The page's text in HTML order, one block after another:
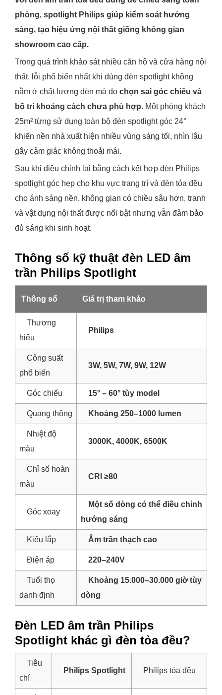
phòng, spotlight Philips giúp kiểm soát hướng
sáng, tạo hiệu ứng nội thất giống không gian
showroom cao cấp.
Trong quá trình khảo sát nhiều căn hộ và cửa hàng nội
thất, lỗi phổ biến nhất khi dùng đèn spotlight không
nằm ở chất lượng đèn mà do chọn sai góc chiếu và
bố trí khoảng cách chưa phù hợp. Một phòng khách
25m² từng sử dụng toàn bộ đèn spotlight góc 24°
khiến nền nhà xuất hiện nhiều vùng sáng tối, nhìn lâu
gây cảm giác không thoải mái.
Sau khi điều chỉnh lại bằng cách kết hợp đèn Philips
spotlight góc hẹp cho khu vực trang trí và đèn tỏa đều
cho ánh sáng nền, không gian có chiều sâu hơn, tranh
và vật dụng nội thất được nổi bật nhưng vẫn đảm bảo
đủ sáng khi sinh hoạt.
Thông số kỹ thuật đèn LED âm
trần Philips Spotlight
Thông số Giá trị tham khảo
Thương
hiệu
Philips
Công suất
phổ biến
3W, 5W, 7W, 9W, 12W
Góc chiếu 15° – 60° tùy model
Quang thông Khoảng 250–1000 lumen
Nhiệt độ
màu
3000K, 4000K, 6500K
Chỉ số hoàn
màu
CRI ≥80
Góc xoay
Một số dòng có thể điều chỉnh
hướng sáng
Kiểu lắp Âm trần thạch cao
Điện áp 220–240V
Tuổi thọ
danh định
Khoảng 15.000–30.000 giờ tùy
dòng
Đèn LED âm trần Philips
Spotlight khác gì đèn tỏa đều?
Tiêu
chí
Philips Spotlight Philips tỏa đều